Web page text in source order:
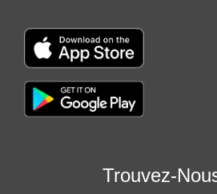
Trouvez-